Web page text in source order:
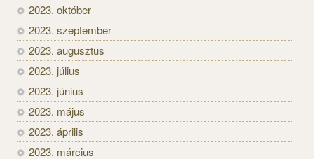
2023. október
2023. szeptember
2023. augusztus
2023. július
2023. június
2023. május
2023. április
2023. március